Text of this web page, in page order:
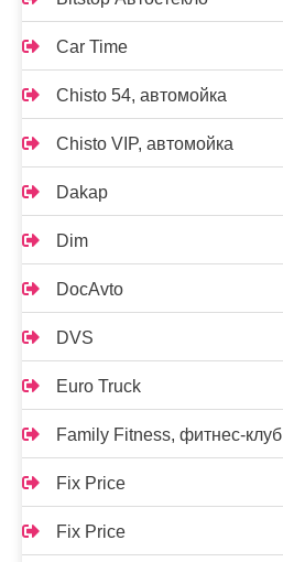
Car Time
Chisto 54, автомойка
Chisto VIP, автомойка
Dakap
Dim
DocAvto
DVS
Euro Truck
Family Fitness, фитнес-клуб
Fix Price
Fix Price